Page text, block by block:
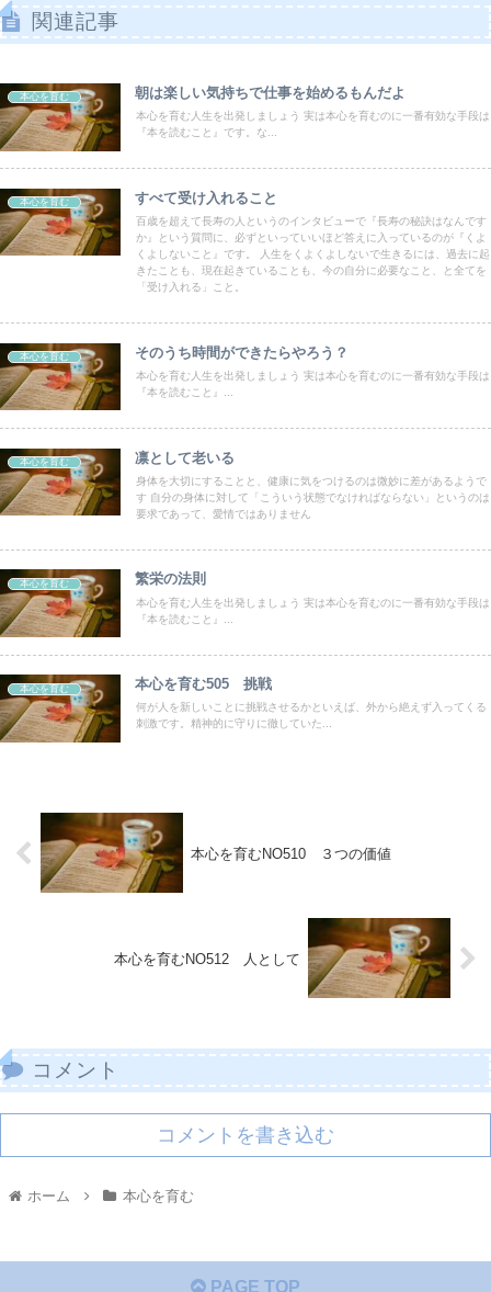
関連記事
本心を育む 朝は楽しい気持ちで仕事を始めるもんだよ
本心を育む人生を出発しましょう 実は本心を育むのに一番有効な手段は
『本を読むこと』です。な...
本心を育む すべて受け入れること
百歳を超えて長寿の人というのインタビューで『長寿の秘訣はなんです
か』という質問に、必ずといっていいほど答えに入っているのが『くよ
くよしないこと』です。 人生をくよくよしないで生きるには、過去に起
きたことも、現在起きていることも、今の自分に必要なこと、と全てを
「受け入れる」こと。
本心を育む そのうち時間ができたらやろう？
本心を育む人生を出発しましょう 実は本心を育むのに一番有効な手段は
『本を読むこと』...
本心を育む 凛として老いる
身体を大切にすることと、健康に気をつけるのは微妙に差があるようで
す 自分の身体に対して「こういう状態でなければならない」というのは
要求であって、愛情ではありません
本心を育む 繁栄の法則
本心を育む人生を出発しましょう 実は本心を育むのに一番有効な手段は
『本を読むこと』...
本心を育む 本心を育む505 挑戦
何が人を新しいことに挑戦させるかといえば、外から絶えず入ってくる
刺激です。精神的に守りに徹していた...
本心を育むNO510 ３つの価値
本心を育むNO512 人として
コメント
コメントを書き込む
ホーム 本心を育む
PAGE TOP